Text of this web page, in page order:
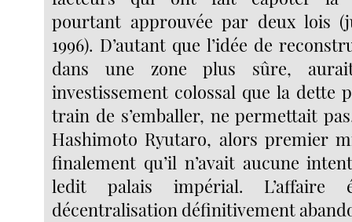
pourtant approuvée par deux lois
1996). D’autant que l’idée de
dans une zone plus sûre,
investissement colossal que la dette
train de s’emballer, ne permettait
Hashimoto Ryutaro, alors premier
finalement qu’il n’avait aucune
ledit palais impérial. L’affaire
décentralisation définitivement